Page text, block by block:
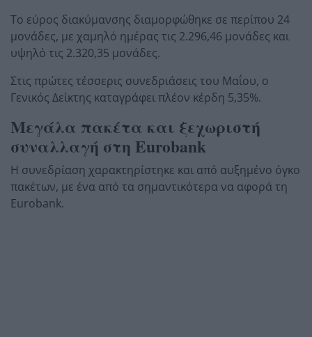
Το εύρος διακύμανσης διαμορφώθηκε σε περίπου 24
μονάδες, με χαμηλό ημέρας τις 2.296,46 μονάδες και
υψηλό τις 2.320,35 μονάδες.
Στις πρώτες τέσσερις συνεδριάσεις του Μαΐου, ο
Γενικός Δείκτης καταγράφει πλέον κέρδη 5,35%.
Μεγάλα πακέτα και ξεχωριστή
συναλλαγή στη Eurobank
Η συνεδρίαση χαρακτηρίστηκε και από αυξημένο όγκο
πακέτων, με ένα από τα σημαντικότερα να αφορά τη
Eurobank.